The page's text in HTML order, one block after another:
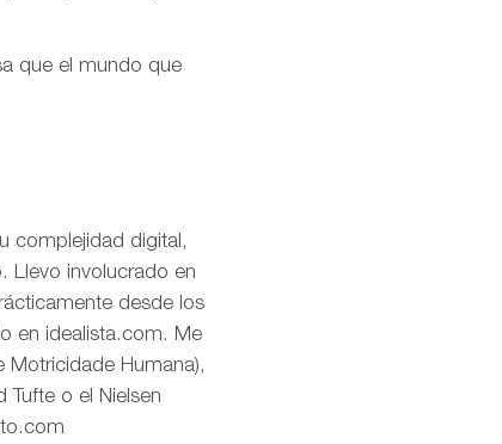
que el mundo que
complejidad digital,
Llevo involucrado en
desde los
en idealista.com. Me
Motricidade Humana),
o el Nielsen